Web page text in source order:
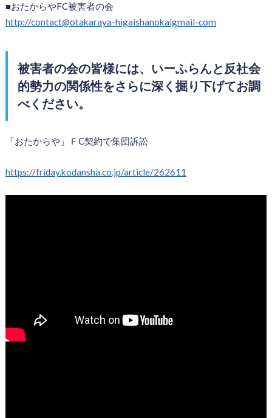
■おたからやFC被害者の会
http://contact@otakaraya-higaishanokaigmail-com
被害者の会の皆様には、いーふらんと反社会
的勢力の関係性をさらに深く掘り下げてお調
べください。
「おたからや」ＦC契約で集団訴訟
https://friday.kodansha.co.jp/article/262611